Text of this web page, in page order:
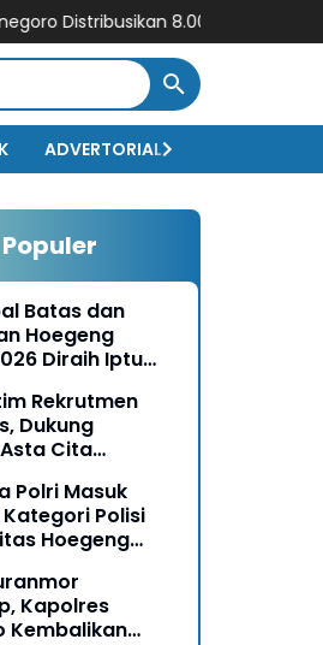
8.000 Liter Air Bersih untuk
ADVERTORIAL
Batas dan
Hoegeng
Diraih Iptu
Humanis di
Rekrutmen
Dukung
Cita
Polri Masuk
Polisi
Hoegeng
Kapolres
Kembalikan